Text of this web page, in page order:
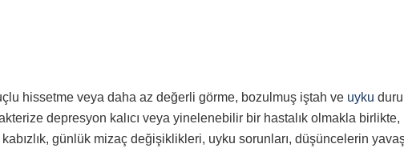
hissetme veya daha az değerli görme, bozulmuş iştah ve uyku
depresyon kalıcı veya yinelenebilir bir hastalık olmakla birlikte,
kabızlık, günlük mizaç değişiklikleri, uyku sorunları, düşüncelerin